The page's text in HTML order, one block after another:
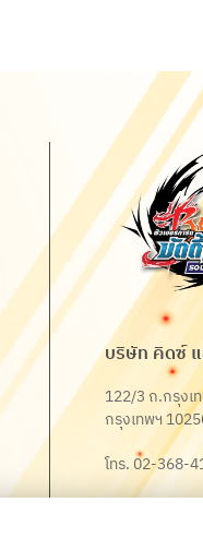
บริษัท คิดซ์
122/3 ถ.กรุงเ
กรุงเทพฯ
โทร. 02-368-